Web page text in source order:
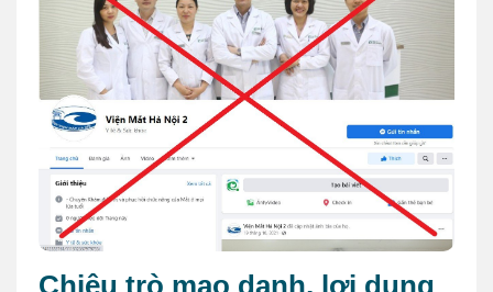
Chiêu trò mạo danh, lợi dụng